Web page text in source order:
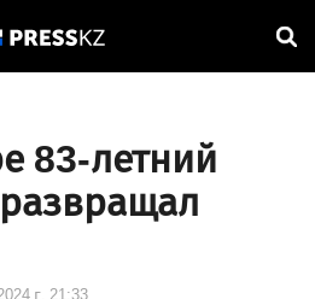
83-летний
г. 21:33